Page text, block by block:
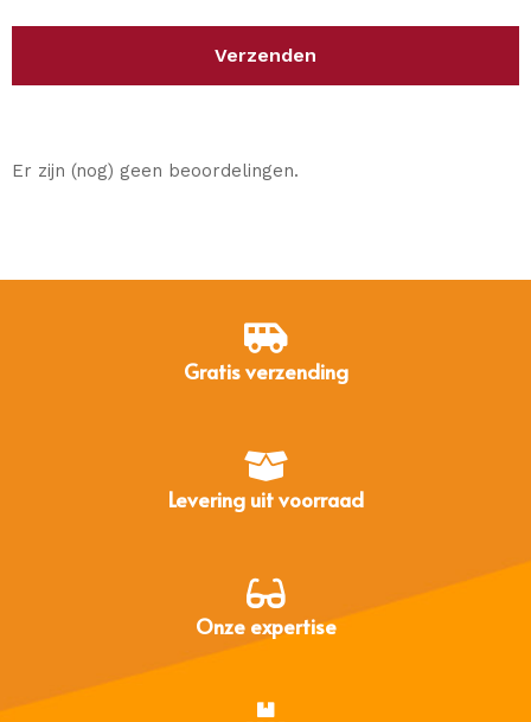
Er zijn (nog) geen beoordelingen.
Gratis verzending
Levering uit voorraad
Onze expertise